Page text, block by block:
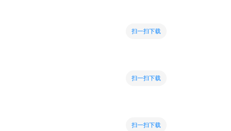
扫一扫下载
扫一扫下载
扫一扫下载